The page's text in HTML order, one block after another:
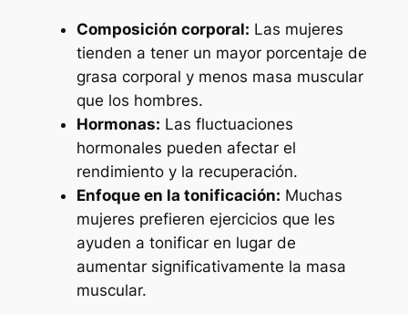
Composición corporal: Las mujeres
tienden a tener un mayor porcentaje de
grasa corporal y menos masa muscular
que los hombres.
Hormonas: Las fluctuaciones
hormonales pueden afectar el
rendimiento y la recuperación.
Enfoque en la tonificación: Muchas
mujeres prefieren ejercicios que les
ayuden a tonificar en lugar de
aumentar significativamente la masa
muscular.